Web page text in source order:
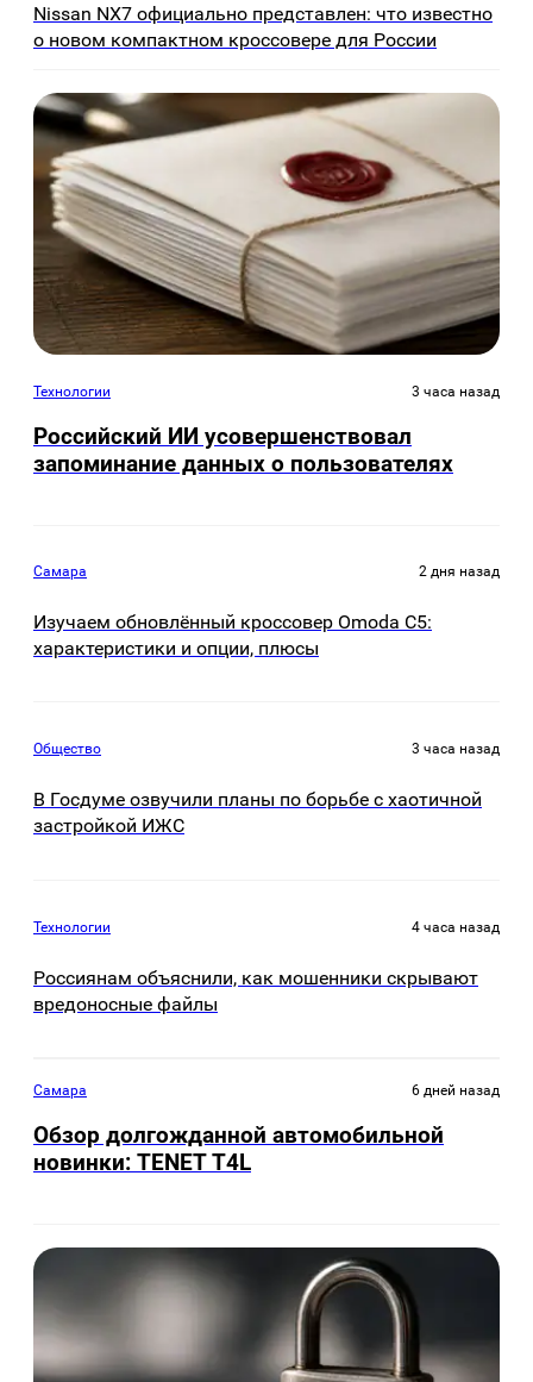
Nissan NX7 официально представлен: что известно
о новом компактном кроссовере для России
Технологии 3 часа назад
Российский ИИ усовершенствовал
запоминание данных о пользователях
Самара 2 дня назад
Изучаем обновлённый кроссовер Omoda C5:
характеристики и опции, плюсы
Общество 3 часа назад
В Госдуме озвучили планы по борьбе с хаотичной
застройкой ИЖС
Технологии 4 часа назад
Россиянам объяснили, как мошенники скрывают
вредоносные файлы
Самара 6 дней назад
Обзор долгожданной автомобильной
новинки: TENET Т4L